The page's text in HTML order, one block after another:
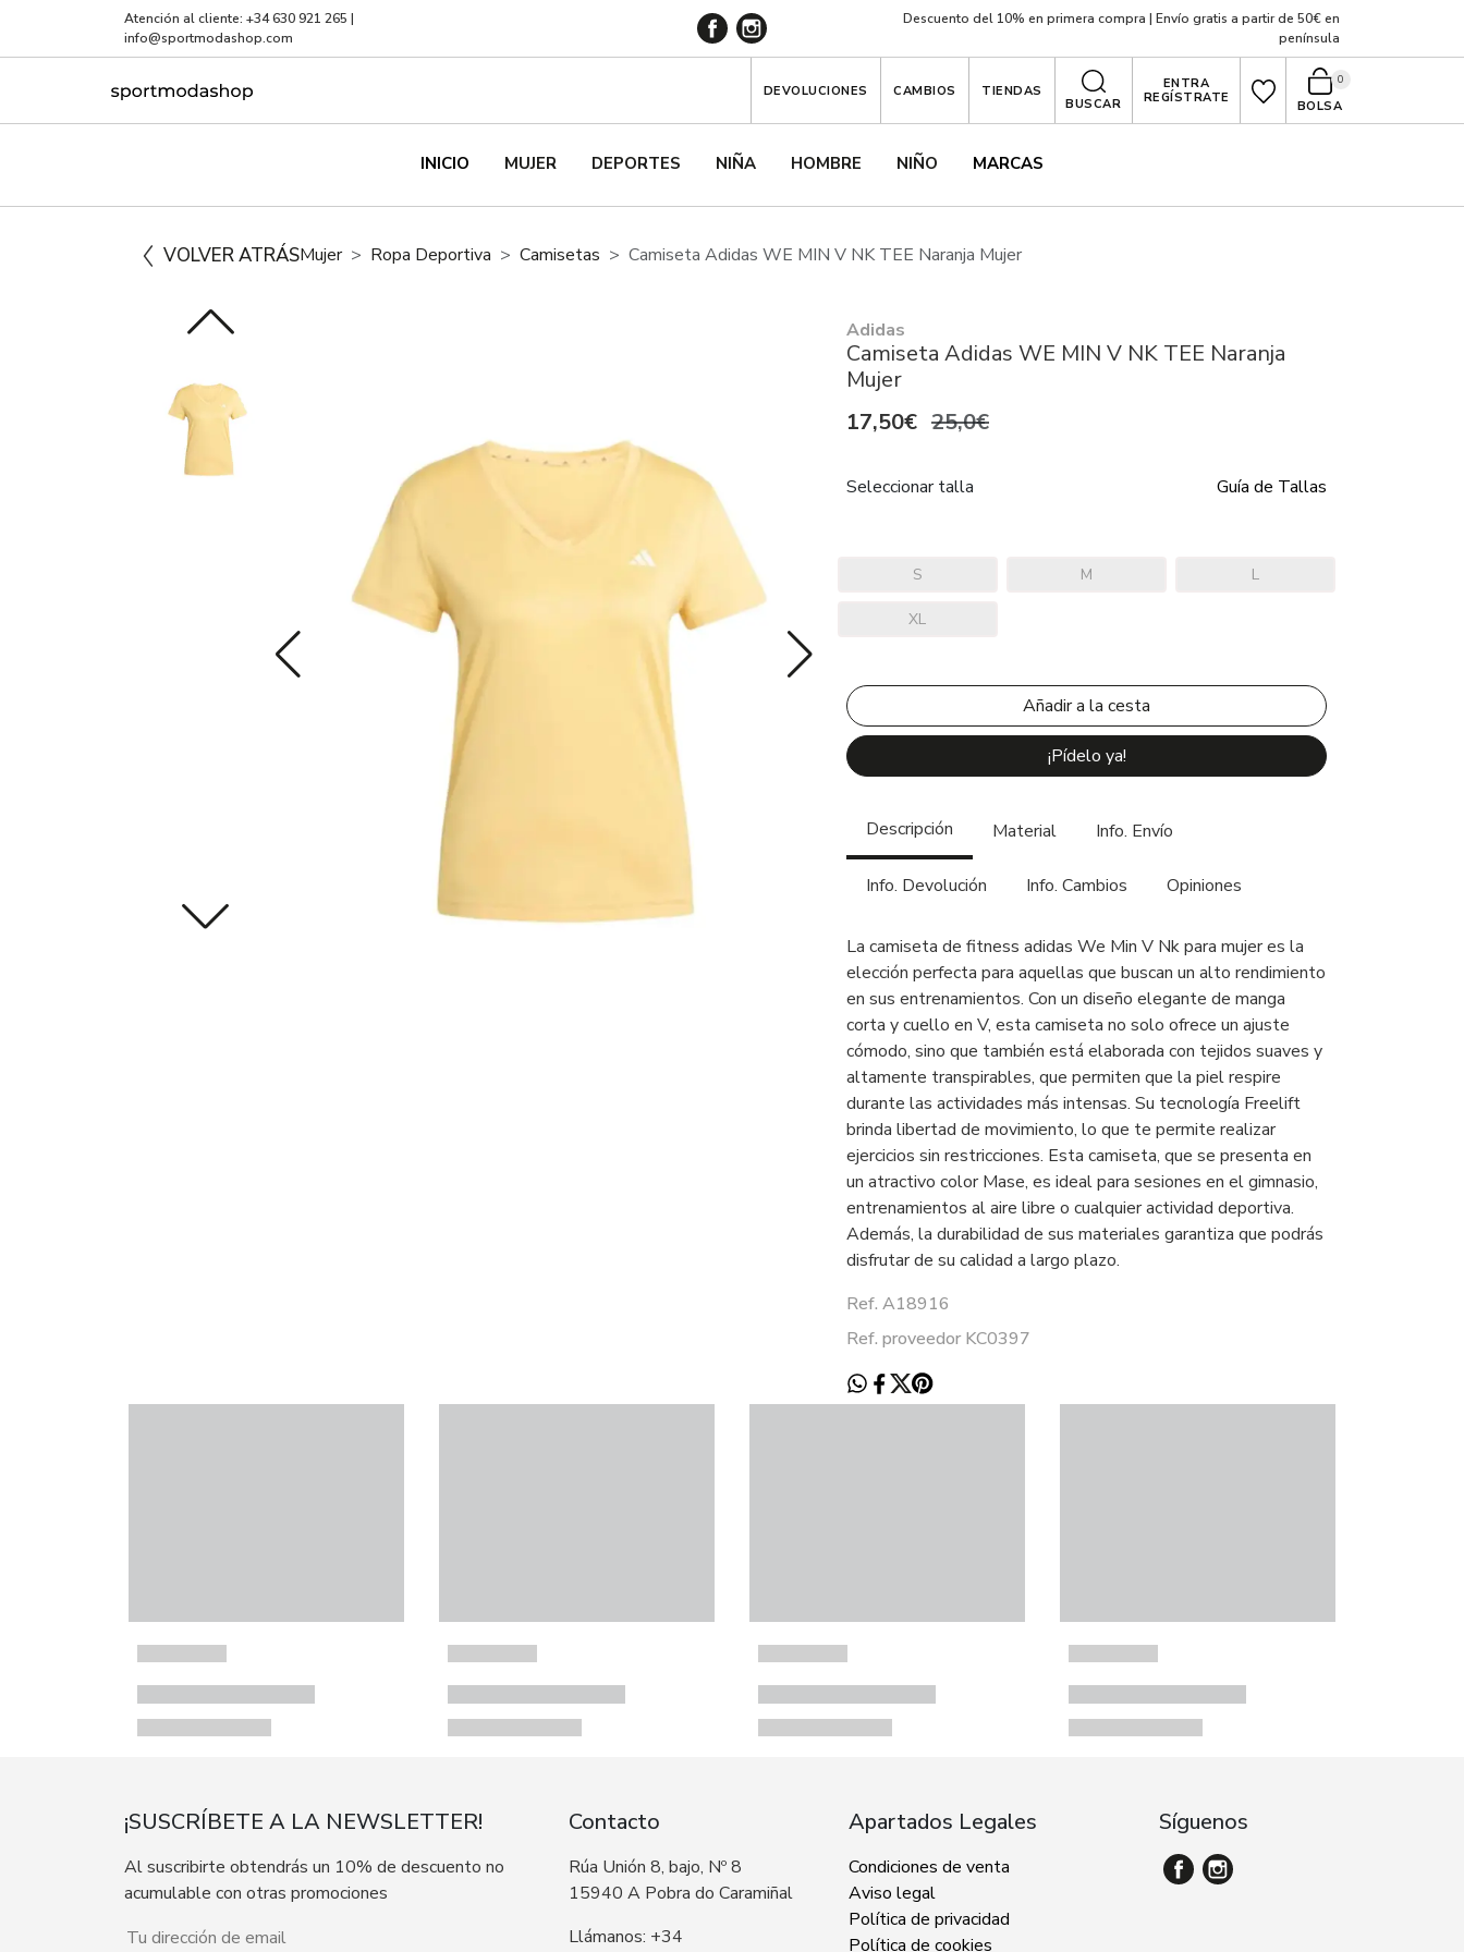
Atención al cliente: +34 630 921 265 |
info@sportmodashop.com
Descuento del 10% en primera compra | Envío gratis a partir de 50€ en
península
INICIO MUJER DEPORTES NIÑA HOMBRE NIÑO MARCAS
DEVOLUCIONES CAMBIOS
TIENDAS
BUSCAR
ENTRA
REGÍSTRATE
BOLSA
0
VOLVER ATRÁSMujer Ropa Deportiva Camisetas Camiseta Adidas WE MIN V NK TEE Naranja Mujer
Adidas
Camiseta Adidas WE MIN V NK TEE Naranja
Mujer
17,50€ 25,0€
Seleccionar talla Guía de Tallas
S M L
XL
¡Pídelo ya!
Descripción Material Info. Envío
Info. Devolución Info. Cambios Opiniones
La camiseta de fitness adidas We Min V Nk para mujer es la
elección perfecta para aquellas que buscan un alto rendimiento
en sus entrenamientos. Con un diseño elegante de manga
corta y cuello en V, esta camiseta no solo ofrece un ajuste
cómodo, sino que también está elaborada con tejidos suaves y
altamente transpirables, que permiten que la piel respire
durante las actividades más intensas. Su tecnología Freelift
brinda libertad de movimiento, lo que te permite realizar
ejercicios sin restricciones. Esta camiseta, que se presenta en
un atractivo color Mase, es ideal para sesiones en el gimnasio,
entrenamientos al aire libre o cualquier actividad deportiva.
Además, la durabilidad de sus materiales garantiza que podrás
disfrutar de su calidad a largo plazo.
Ref. A18916
Ref. proveedor KC0397
¡SUSCRÍBETE A LA NEWSLETTER!
Al suscribirte obtendrás un 10% de descuento no
acumulable con otras promociones
Contacto
Rúa Unión 8, bajo, Nº 8
15940 A Pobra do Caramiñal
Llámanos: +34
Apartados Legales
Condiciones de venta
Aviso legal
Política de privacidad
Política de cookies
Síguenos